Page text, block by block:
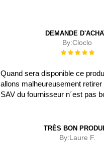
DEMANDE
By:Cloclo
Évaluation :
Quand sera disponible ce
allons malheureusement
SAV du fournisseur n´est pas
TRÈS BON
By:Laure F.